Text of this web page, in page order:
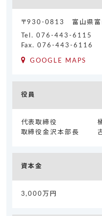
〒930-0813 富山県富
Tel.076-443-6115
Fax. 076-443-6116
GOOGLE MAPS
役員
代表取締役
取締役金沢本部長
資本金
3,000万円